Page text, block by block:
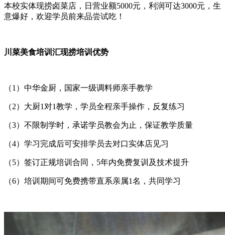
本校实体现捞卤菜店，日营业额5000元，利润可达3000元，生
意爆好，欢迎学员前来品尝试吃！
川菜美食培训汇现捞培训优势
（1）中华金厨，国家一级调料师亲手教学
（2）大厨1对1教学，学员全程亲手操作，反复练习
（3）不限制学时，承诺学员教会为止，保证教学质量
（4）学习完成后可安排学员去对口实体店见习
（5）签订正规培训合同，5年内免费复训及技术提升
（6）培训期间可免费携带直系亲属1名，共同学习